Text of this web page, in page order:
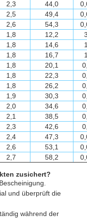
2,3 44,0
2,5 49,4
2,6 54,3
1,8 12,2
1,8 14,6
1,8 16,7
1,8 20,1
1,8 22,3
1,8 26,2
1,9 30,3
2,0 34,6
2,1 38,5
2,3 42,6
2,4 47,3
2,6 53,1
2,7 58,2
zusichert?
und überprüft die
während der